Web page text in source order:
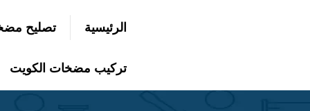
الرئيسية تصليح
تركيب مضخات الكويت